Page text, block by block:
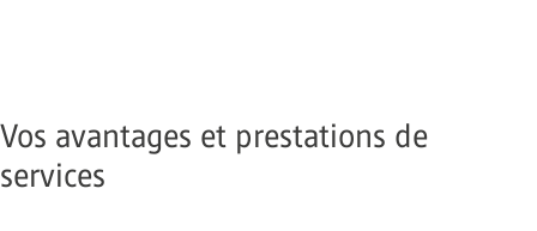
Vos avantages et prestations de
services